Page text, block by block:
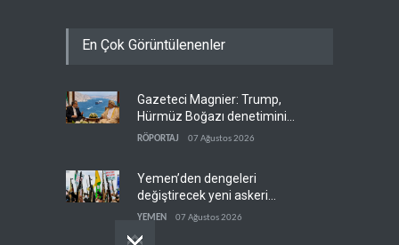
güçlere büyük operasyon
Grönland’da izinsiz sondaj
hamlesi
En Çok Görüntülenenler
Gazeteci Magnier: Trump,
Hürmüz Boğazı denetimini
doğrudan İran ve Umman'a
RÖPORTAJ 07 Ağustos 2026
Yemen’den dengeleri
değiştirecek yeni askeri
denklem
YEMEN 07 Ağustos 2026